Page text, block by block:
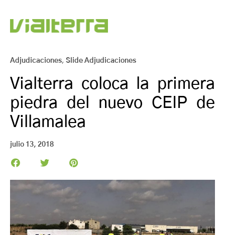
Adjudicaciones, Slide Adjudicaciones
Vialterra coloca la primera
piedra del nuevo CEIP de
Villamalea
julio 13, 2018